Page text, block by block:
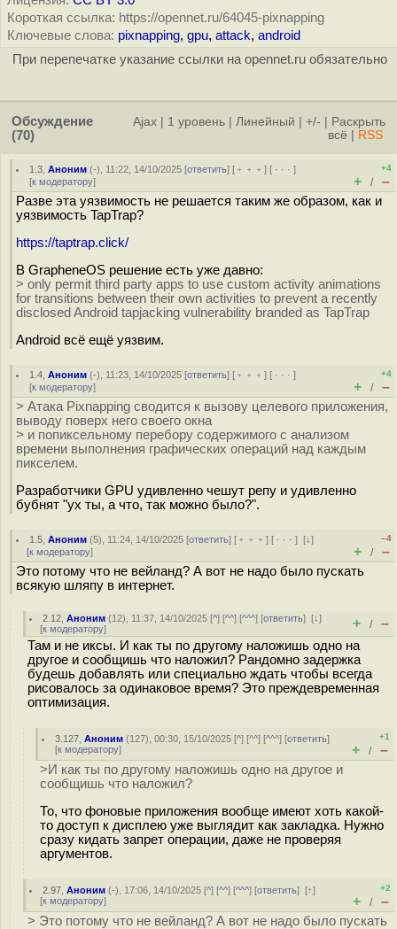
Короткая ссылка: https://opennet.ru/64045-pixnapping
Ключевые слова: pixnapping, gpu, attack, android
При перепечатке указание ссылки на opennet.ru обязательно
Обсуждение
(70)
Ajax 1 уровень Линейный +/-
Раскрыть
всё
RSS
1.3 ,Аноним (-), 11:22, 14/10/2025 [ответить] [ ﹢﹢﹢] [ · · ·]
[к модератору]
+4
+ / –
Разве эта уязвимость не решается таким же образом, как и
уязвимость TapTrap?
https://taptrap.click/
В GrapheneOS решение есть уже давно:
> only permit third party apps to use custom activity animations
for transitions between their own activities to prevent a recently
disclosed Android tapjacking vulnerability branded as TapTrap
Android всё ещё уязвим.
1.4 ,Аноним (-), 11:23, 14/10/2025 [ответить] [ ﹢﹢﹢] [ · · ·]
[к модератору]
+4
+ / –
> Атака Pixnapping сводится к вызову целевого приложения,
выводу поверх него своего окна
> и попиксельному перебору содержимого с анализом
времени выполнения графических операций над каждым
пикселем.
Разработчики GPU удивленно чешут репу и удивленно
бубнят "ух ты, а что, так можно было?".
1.5 ,Аноним (5), 11:24, 14/10/2025 [ответить] [ ﹢﹢﹢] [ · · ·][↓]
[к модератору]
–4
+ / –
Это потому что не вейланд? А вот не надо было пускать
всякую шляпу в интернет.
2.12 ,Аноним (12), 11:37, 14/10/2025 [^] [^^] [^^^] [ответить][↓]
[к модератору] + / –
Там и не иксы. И как ты по другому наложишь одно на
другое и сообщишь что наложил? Рандомно задержка
будешь добавлять или специально ждать чтобы всегда
рисовалось за одинаковое время? Это преждевременная
оптимизация.
3.127 ,Аноним (127), 00:30, 15/10/2025 [^] [^^] [^^^] [ответить]
[к модератору]
+1
+ / –
>И как ты по другому наложишь одно на другое и
сообщишь что наложил?
То, что фоновые приложения вообще имеют хоть какой-
то доступ к дисплею уже выглядит как закладка. Нужно
сразу кидать запрет операции, даже не проверяя
аргументов.
2.97 ,Аноним (-), 17:06, 14/10/2025 [^] [^^] [^^^] [ответить][↑]
[к модератору]
+2
+ / –
> Это потому что не вейланд? А вот не надо было пускать